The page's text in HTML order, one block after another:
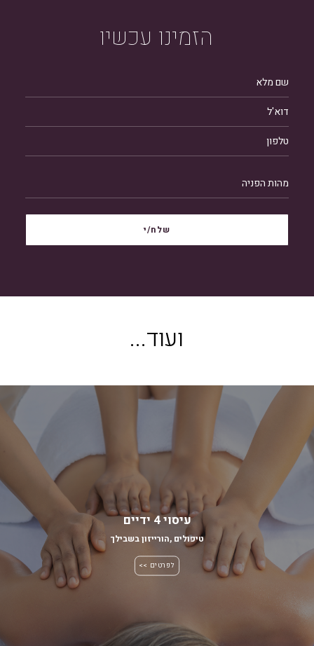
הזמינו עכשיו
ועוד.
.
.
עיסוי 4 ידיים
טיפולים ,הורייזון בשבילך
לפרטים >>